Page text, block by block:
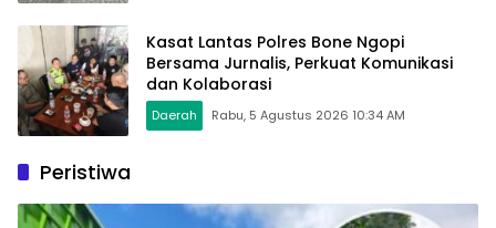
Kasat Lantas Polres Bone Ngopi
Bersama Jurnalis, Perkuat Komunikasi
dan Kolaborasi
Daerah Rabu, 5 Agustus 2026 10:34 AM
Peristiwa